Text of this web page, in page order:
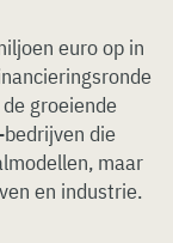
euro op in
groeiende
die
maar
en industrie.